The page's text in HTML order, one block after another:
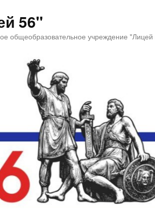
56"
общеобразовательное учреждение